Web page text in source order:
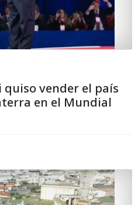
quiso vender el país
en el Mundial